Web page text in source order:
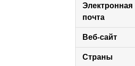
Электронная
почта
Веб-сайт
Страны